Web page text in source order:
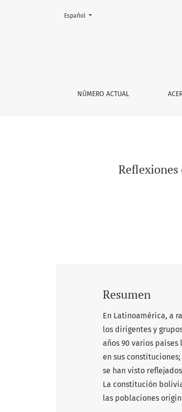
Reflexiones en torno a una
NÚMERO ACTUAL
Cambiar el idioma. El actual es:
Español
Resumen
En Latinoamérica, a
los dirigentes y
años 90 varios
en sus
se han visto
La constitución
las poblaciones